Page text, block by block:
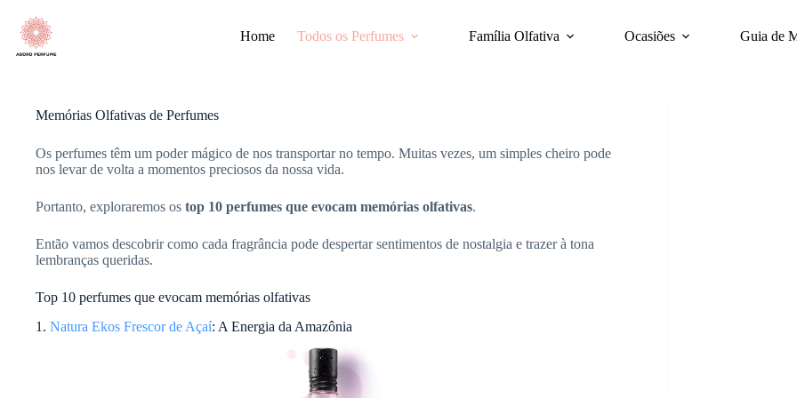
para
conteúdo
Home Todos os Perfumes Família Olfativa Ocasiões Guia de
Memórias Olfativas de Perfumes
Os perfumes têm um poder mágico de nos transportar no tempo. Muitas vezes, um simples cheiro pode
nos levar de volta a momentos preciosos da nossa vida.
Portanto, exploraremos os top 10 perfumes que evocam memórias olfativas.
Então vamos descobrir como cada fragrância pode despertar sentimentos de nostalgia e trazer à tona
lembranças queridas.
Top 10 perfumes que evocam memórias olfativas
1. Natura Ekos Frescor de Açaí: A Energia da Amazônia